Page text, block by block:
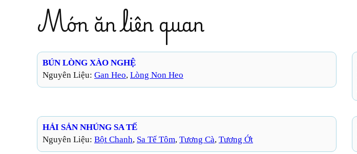
Món ăn liên quan
BÚN LÒNG XÀO NGHỆ
Nguyên Liệu: Gan Heo, Lòng Non Heo
HẢI SẢN NHÚNG SA TẾ
Nguyên Liệu: Bột Chanh, Sa Tế Tôm, Tương Cà, Tương Ớt